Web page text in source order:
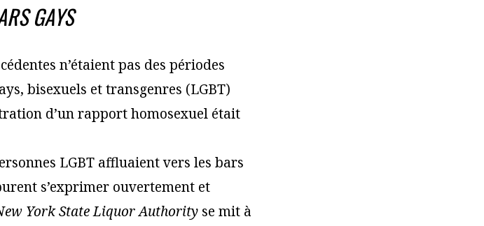
GAYS
n’étaient pas des périodes
bisexuels et transgenres (LGBT)
d’un rapport homosexuel était
LGBT affluaient vers les bars
s’exprimer ouvertement et
York State Liquor Authority se mit à